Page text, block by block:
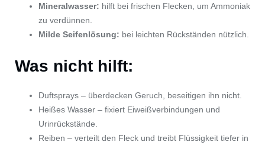
Mineralwasser: hilft bei frischen Flecken, um Ammoniak
zu verdünnen.
Milde Seifenlösung: bei leichten Rückständen nützlich.
Was nicht hilft:
Duftsprays – überdecken Geruch, beseitigen ihn nicht.
Heißes Wasser – fixiert Eiweißverbindungen und
Urinrückstände.
Reiben – verteilt den Fleck und treibt Flüssigkeit tiefer in